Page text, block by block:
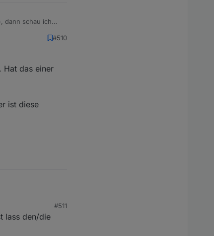
dann schau ich
#510
Hat das einer
ist diese
einer von
#511
lass den/die